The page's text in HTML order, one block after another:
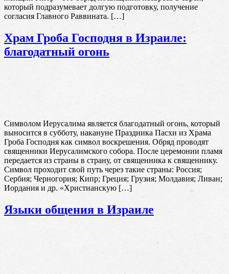
который подразумевает долгую подготовку, получение
согласия Главного Раввината. […]
Храм Гроба Господня в Израиле:
благодатный огонь
Символом Иерусалима является благодатный огонь, который
выносится в субботу, накануне Праздника Пасхи из Храма
Гроба Господня как символ воскрешения. Обряд проводят
священники Иерусалимского собора. После церемонии пламя
передается из страны в страну, от священника к священнику.
Символ проходит свой путь через такие страны: Россия;
Сербия; Черногория; Кипр; Греция; Грузия; Молдавия; Ливан;
Иордания и др. «Христианскую […]
Языки общения в Израиле